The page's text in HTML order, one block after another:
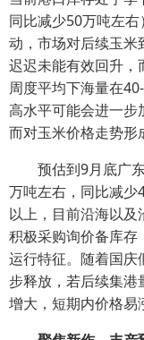
同比减少50万吨左
动，市场对后续玉米
迟迟未能有效回升，
周度平均下海量在
高水平可能会进一步
而对玉米价格走势形
预估到9月底广东
万吨左右，同比减
以上，目前沿海以
积极采购询价备库存
运行特征。随着国庆
步释放，若后续集
增大，短期内价格易